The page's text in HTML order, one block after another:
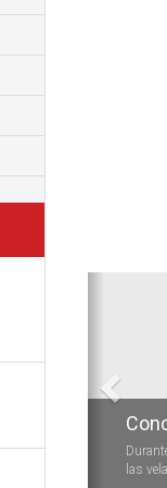
las
Del
sus